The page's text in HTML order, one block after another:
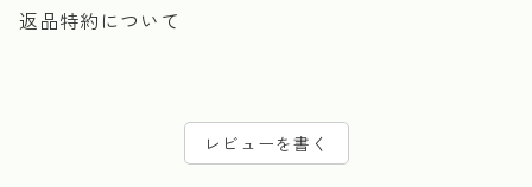
返品特約について
レビューを書く